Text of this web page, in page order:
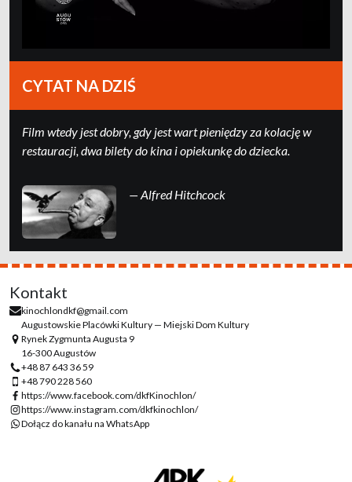
CYTAT NA DZIŚ
Film wtedy jest dobry, gdy jest wart pieniędzy za kolację w
restauracji, dwa bilety do kina i opiekunkę do dziecka.
— Alfred Hitchcock
Kontakt
kinochlondkf@gmail.com
Augustowskie Placówki Kultury — Miejski Dom Kultury
Rynek Zygmunta Augusta 9
16-300 Augustów
+48 87 643 36 59
+48 790 228 560
https://www.facebook.com/dkfKinochlon/
https://www.instagram.com/dkfkinochlon/
Dołącz do kanału na WhatsApp